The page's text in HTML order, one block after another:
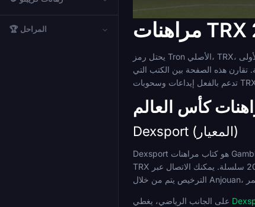
🏆 المراحل
يحتل رمز Tron الأصلي، TRX، موقعًا مثيرًا للاهتمام لمراهنات كأس العالم 2026. إنه عقد ذكي من الطبقة الأولى (Layer 1) مع سرعة نهائية شبه فورية، ورسوم منخفضة باستمرار، وشبكة تعالج
تقارن هذه الصفحة بين الكتب التي
Dexsport (المعيار)
Dexsport هو كتاب مراهنات GambleFi أصيل لـ Web3 مبني على الوصول عبر المحفظة بدلاً من منصة فيات مع إضافة العملات المشفرة. يعمل منذ عام 2022 وتشغله Dexapp LTD، ويدعم
TRX أصلاً إلى جانب 36 أصلًا آخر عبر 20 سلسلة. يمكنك الاتصال عبر MetaMask، Trust Wallet، أو بورصة مدعومة مثل KuCoin أو Bitget، دون الحاجة إلى أي بيانات شخصية في أي وقت.